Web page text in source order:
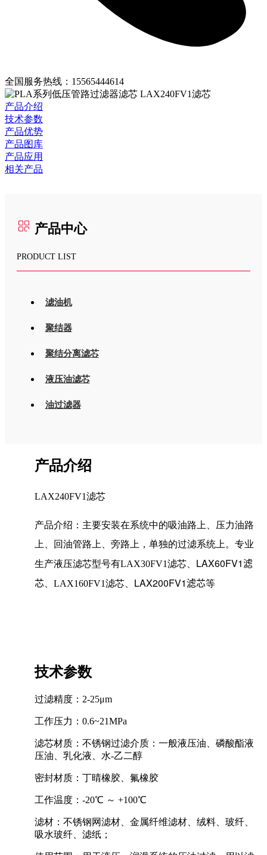
全国服务热线： 15565444614
产品介绍
技术参数
产品优势
产品图库
产品应用
相关产品
产品中心
PRODUCT LIST
滤油机
聚结器
聚结分离滤芯
液压油滤芯
油过滤器
产品介绍
LAX240FV1滤芯
产品介绍：主要安装在系统中的吸油路上、压力油路
上、回油管路上、旁路上，单独的过滤系统上。专业
生产液压滤芯型号有LAX30FV1滤芯、 LAX60FV1滤
芯 、LAX160FV1滤芯、 LAX200FV1滤芯等
技术参数
过滤精度：2-25μm
工作压力：0.6~21MPa
滤芯材质：不锈钢过滤介质：一般液压油、磷酸酯液
压油、乳化液、水-乙二醇
密封材质：丁晴橡胶、氟橡胶
工作温度：-20℃ ～ +100℃
滤材：不锈钢网滤材、金属纤维滤材、绒料、玻纤、
吸水玻纤、滤纸；